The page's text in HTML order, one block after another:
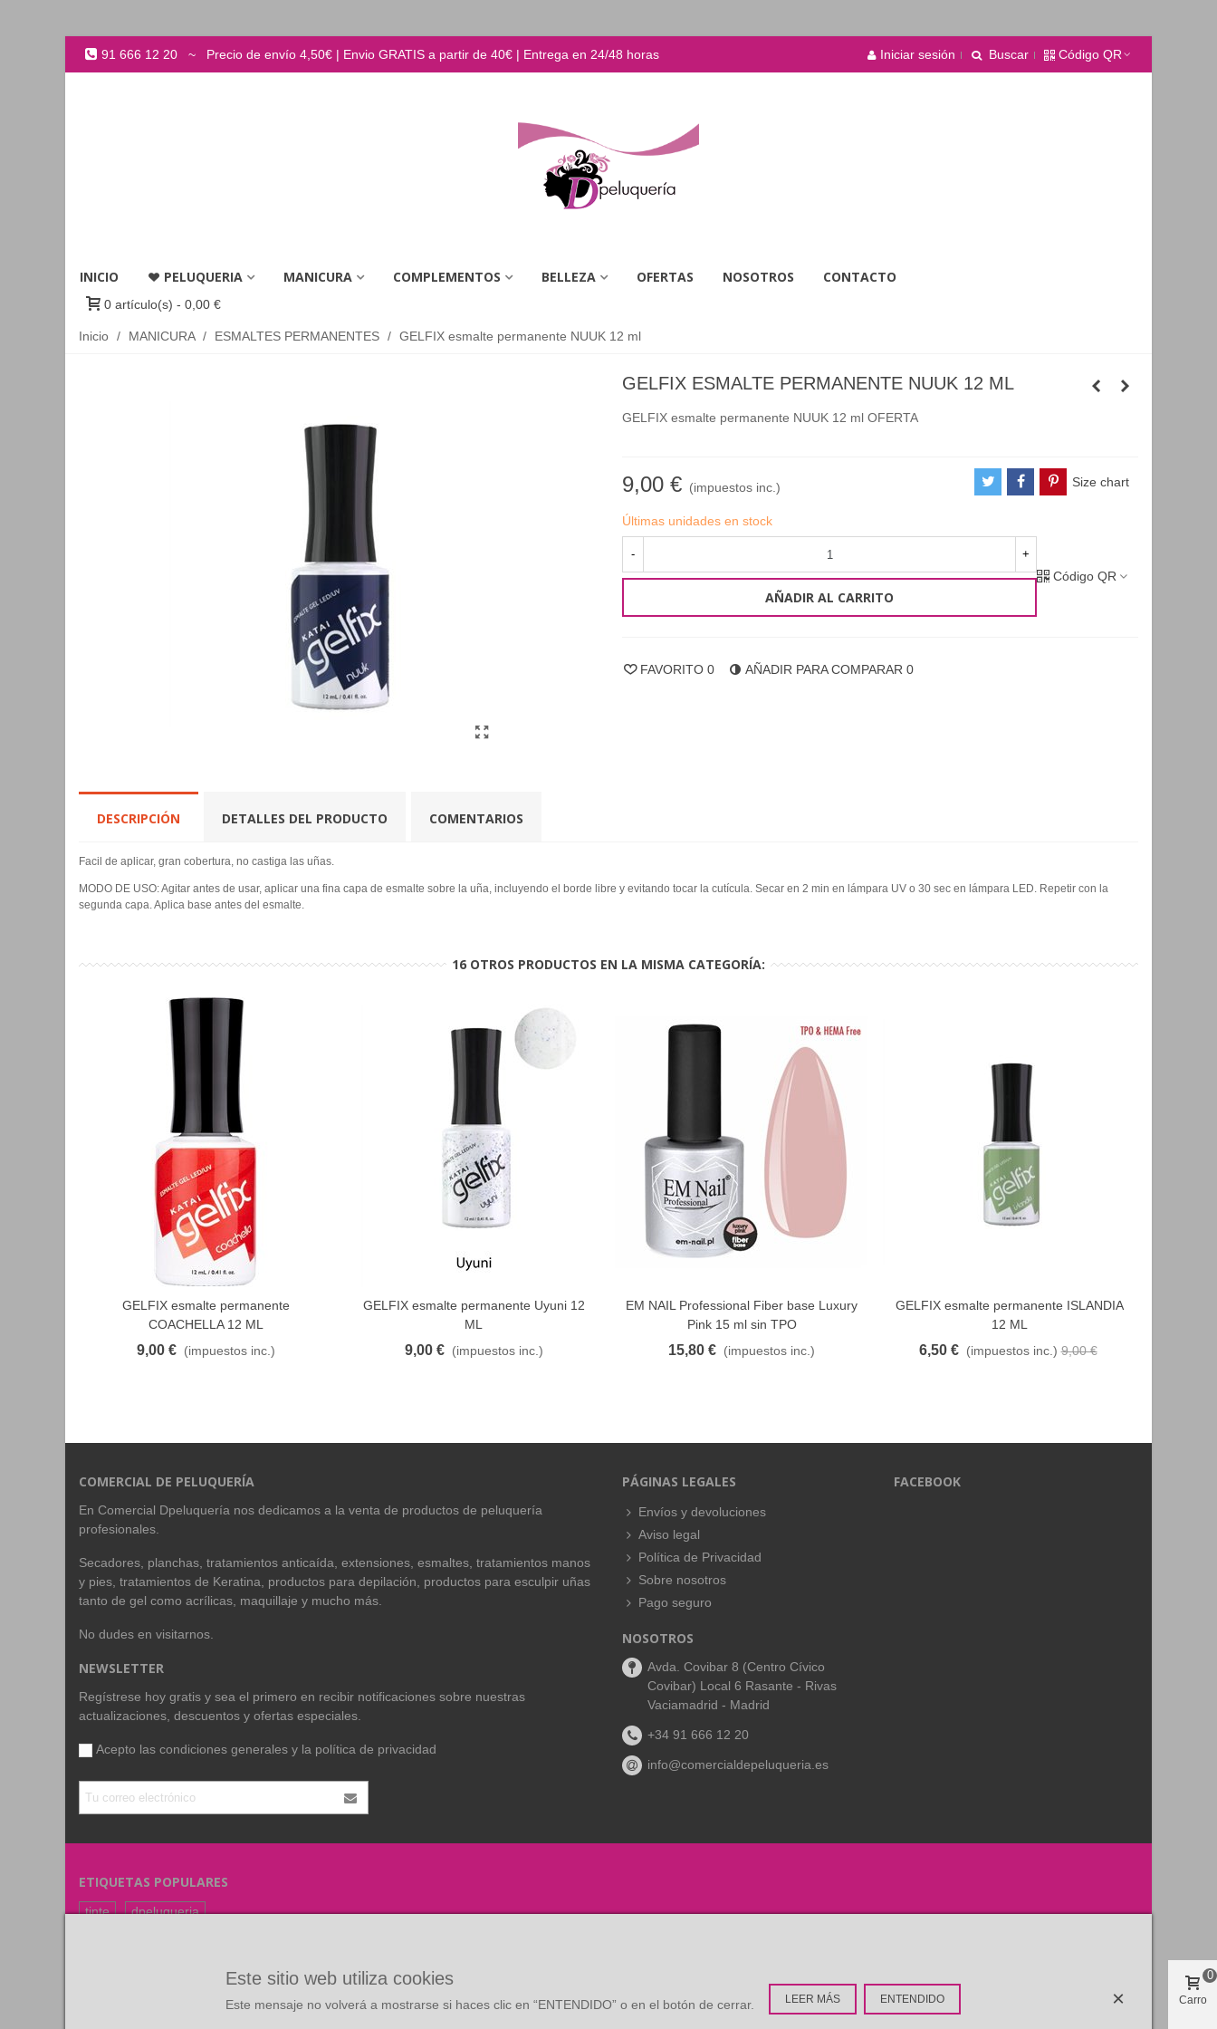
91 666 12 20 ~ Precio de envío 4,50€ | Envio GRATIS a partir de 40€ | Entrega en 24/48 horas Iniciar sesión Buscar Código QR
INICIO PELUQUERIA MANICURA COMPLEMENTOS BELLEZA OFERTAS NOSOTROS CONTACTO
0 artículo(s) - 0,00 €
Inicio / MANICURA / ESMALTES PERMANENTES / GELFIX esmalte permanente NUUK 12 ml
GELFIX ESMALTE PERMANENTE NUUK 12 ML
GELFIX esmalte permanente NUUK 12 ml OFERTA
9,00 € (impuestos inc.) Size chart
Últimas unidades en stock
- +
AÑADIR AL CARRITO
Código QR
FAVORITO 0 AÑADIR PARA COMPARAR 0
DESCRIPCIÓN DETALLES DEL PRODUCTO COMENTARIOS
Facil de aplicar, gran cobertura, no castiga las uñas.
MODO DE USO: Agitar antes de usar, aplicar una fina capa de esmalte sobre la uña, incluyendo el borde libre y evitando tocar la cutícula. Secar en 2 min en lámpara UV o 30 sec en lámpara LED. Repetir con la
segunda capa. Aplica base antes del esmalte.
16 OTROS PRODUCTOS EN LA MISMA CATEGORÍA:
FAVORITO
GELFIX esmalte permanente
COACHELLA 12 ML
9,00 € (impuestos inc.)
FAVORITO
GELFIX esmalte permanente Uyuni 12
ML
9,00 € (impuestos inc.)
FAVORITO
EM NAIL Professional Fiber base Luxury
Pink 15 ml sin TPO
15,80 € (impuestos inc.)
FAVORITO
GELFIX esmalte permanente ISLANDIA
12 ML
6,50 € (impuestos inc.) 9,00 €
COMERCIAL DE PELUQUERÍA
En Comercial Dpeluquería nos dedicamos a la venta de productos de peluquería
profesionales.
Secadores, planchas, tratamientos anticaída, extensiones, esmaltes, tratamientos manos
y pies, tratamientos de Keratina, productos para depilación, productos para esculpir uñas
tanto de gel como acrílicas, maquillaje y mucho más.
No dudes en visitarnos.
NEWSLETTER
Regístrese hoy gratis y sea el primero en recibir notificaciones sobre nuestras
actualizaciones, descuentos y ofertas especiales.
Acepto las condiciones generales y la política de privacidad
PÁGINAS LEGALES
Envíos y devoluciones
Aviso legal
Política de Privacidad
Sobre nosotros
Pago seguro
NOSOTROS
Avda. Covibar 8 (Centro Cívico
Covibar) Local 6 Rasante - Rivas
Vaciamadrid - Madrid
+34 91 666 12 20
info@comercialdepeluqueria.es
FACEBOOK
ETIQUETAS POPULARES
tinte
dpeluqueria
Carro
0
Este sitio web utiliza cookies
Este mensaje no volverá a mostrarse si haces clic en “ENTENDIDO” o en el botón de cerrar. LEER MÁS ENTENDIDO ×